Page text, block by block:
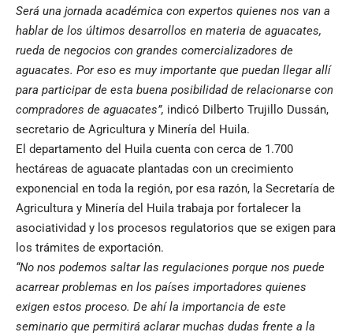
Será una jornada académica con expertos quienes nos van a
hablar de los últimos desarrollos en materia de aguacates,
rueda de negocios con grandes comercializadores de
aguacates. Por eso es muy importante que puedan llegar allí
para participar de esta buena posibilidad de relacionarse con
compradores de aguacates”, indicó Dilberto Trujillo Dussán,
secretario de Agricultura y Minería del Huila.
El departamento del Huila cuenta con cerca de 1.700
hectáreas de aguacate plantadas con un crecimiento
exponencial en toda la región, por esa razón, la Secretaría de
Agricultura y Minería del Huila trabaja por fortalecer la
asociatividad y los procesos regulatorios que se exigen para
los trámites de exportación.
“No nos podemos saltar las regulaciones porque nos puede
acarrear problemas en los países importadores quienes
exigen estos proceso. De ahí la importancia de este
seminario que permitirá aclarar muchas dudas frente a la